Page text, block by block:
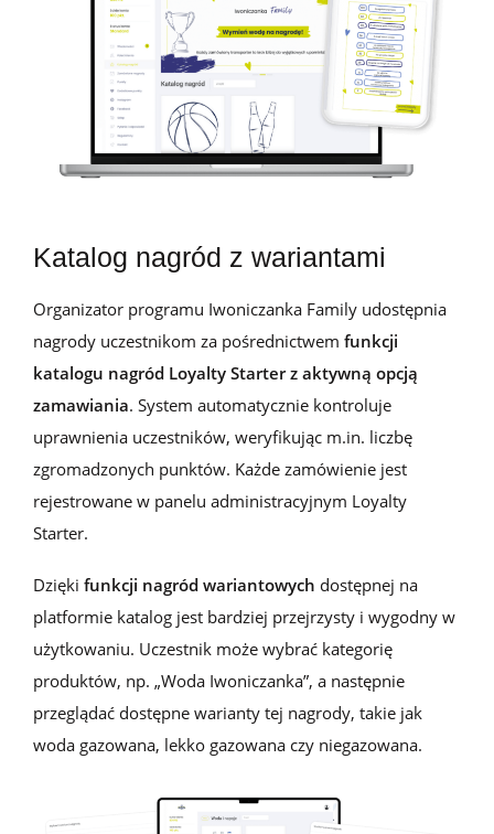
Katalog nagród z wariantami
Organizator programu Iwoniczanka Family udostępnia
nagrody uczestnikom za pośrednictwem funkcji
katalogu nagród Loyalty Starter z aktywną opcją
zamawiania. System automatycznie kontroluje
uprawnienia uczestników, weryfikując m.in. liczbę
zgromadzonych punktów. Każde zamówienie jest
rejestrowane w panelu administracyjnym Loyalty
Starter.
Dzięki funkcji nagród wariantowych dostępnej na
platformie katalog jest bardziej przejrzysty i wygodny w
użytkowaniu. Uczestnik może wybrać kategorię
produktów, np. „Woda Iwoniczanka”, a następnie
przeglądać dostępne warianty tej nagrody, takie jak
woda gazowana, lekko gazowana czy niegazowana.